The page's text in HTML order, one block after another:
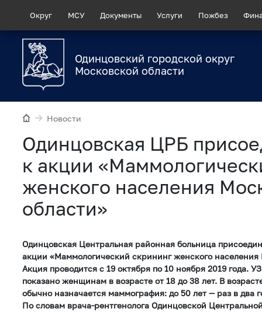
Округ МСУ Документы Услуги Пожбез
Одинцовский городской округ
Московской области
Новости
Одинцовская ЦРБ
к акции
женского населения
области»
Одинцовская Центральная районная больница
акции «Маммологический скрининг женского населения
Акция проводится с 19 октября по 10 ноября 2019 года.
показано женщинам в возрасте от 18 до 38 лет. В
обычно назначается маммография: до 50 лет — раз в два
По словам врача-рентгенолога Одинцовской